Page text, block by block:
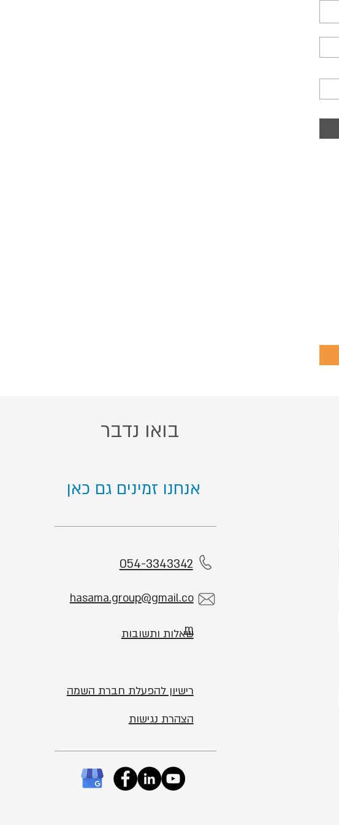
בואו נדבר
אנחנו זמינים גם כאן
054-3343342
hasama.group@gmail.co
m
רישיון להפעלת חברת השמה
הצהרת נגישות
שאלות ותשובות